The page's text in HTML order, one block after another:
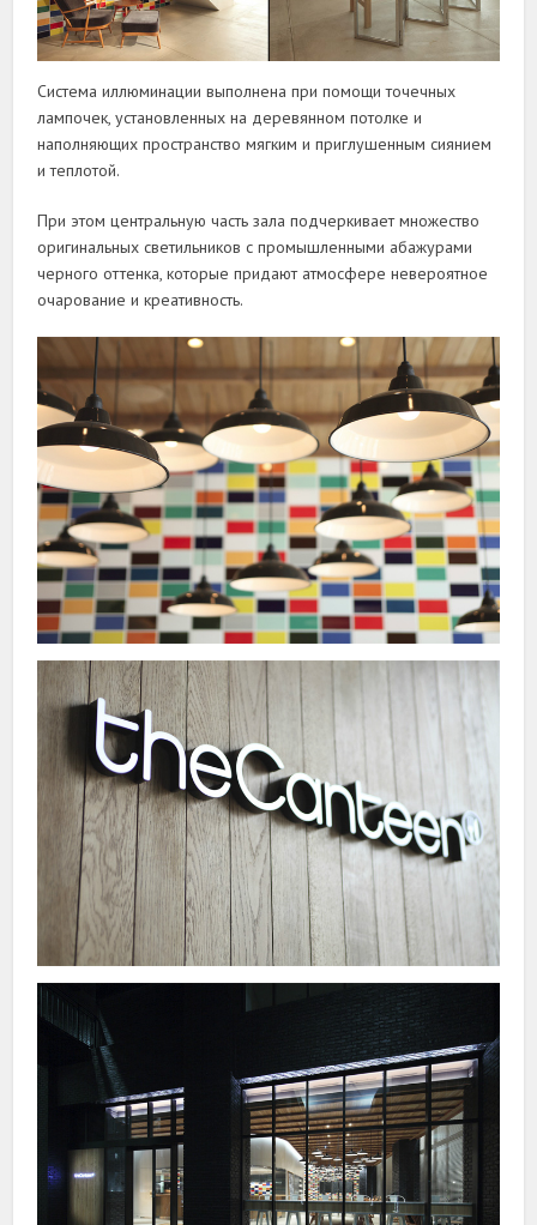
Система иллюминации выполнена при помощи точечных
лампочек, установленных на деревянном потолке и
наполняющих пространство мягким и приглушенным сиянием
и теплотой.
При этом центральную часть зала подчеркивает множество
оригинальных светильников с промышленными абажурами
черного оттенка, которые придают атмосфере невероятное
очарование и креативность.